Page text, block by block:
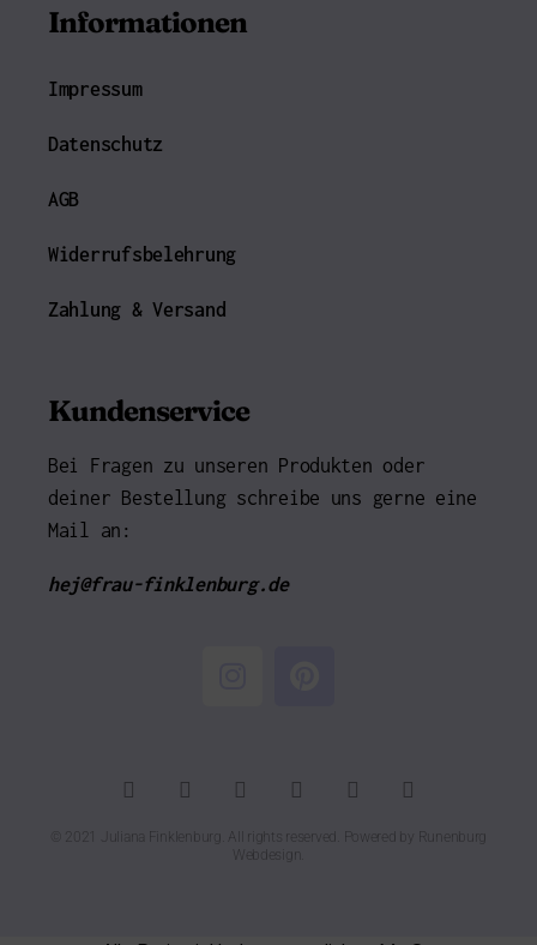
Informationen
Impressum
Datenschutz
AGB
Widerrufsbelehrung
Zahlung & Versand
Kundenservice
Bei Fragen zu unseren Produkten oder
deiner Bestellung schreibe uns gerne eine
Mail an:
hej@frau-finklenburg.de
© 2021 Juliana Finklenburg. All rights reserved. Powered by
Runenburg
Webdesign